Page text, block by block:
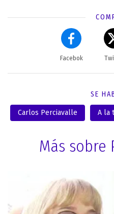
Facebok
SE
Carlos Perciavalle A la
Más sobre